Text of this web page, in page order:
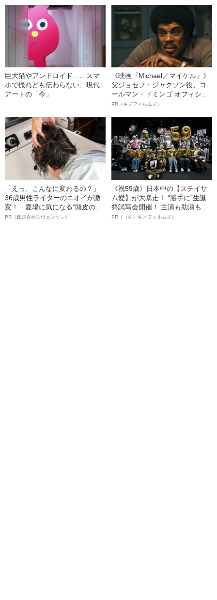
巨大猫やアンドロイド……スマ
ホで撮れども伝わらない、現代
アートの「今」
《映画『Michael／マイケル』》
父ジョセフ・ジャクソン役、コ
ールマン・ドミンゴ オフィシャ
ルインタビュー“観客を魅了した
語る”《日本興収70億円突破》
PR（キノフィルムズ）
「えっ、こんなに変わるの？」
36歳男性ライターのニオイが激
変！ 夏場に気になる“頭皮のニ
オイ”や“ベタつき”を解消す
PR（株式会社スヴェンソン）
《祝59歳》日本中の【ステイサ
ム愛】が大暴走！ “勝手に”生誕
祭試写会開催！ 主演も助演も全
部ステイサム！「ステサミー
PR（（株）キノフィルムズ）